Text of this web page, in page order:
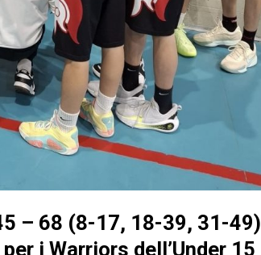
– 68 (8-17, 18-39, 31-49)
i Warriors dell’Under 15